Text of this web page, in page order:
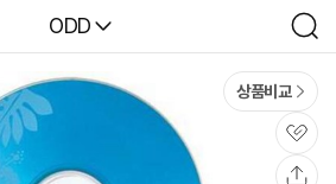
다나와
ODD
검
색
상품비교
관